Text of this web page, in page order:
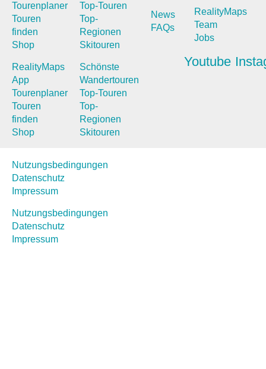
Tourenplaner
Touren
finden
Shop
RealityMaps
App
Tourenplaner
Touren
finden
Shop
Top-Touren
Top-
Regionen
Skitouren
Schönste
Wandertouren
Top-Touren
Top-
Regionen
Skitouren
News
FAQs
RealityMaps
Team
Jobs
Youtube
Nutzungsbedingungen
Datenschutz
Impressum
Nutzungsbedingungen
Datenschutz
Impressum